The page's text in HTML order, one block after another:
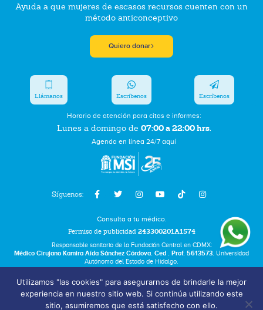
Ayuda a que mujeres de escasos recursos cuenten con un
método anticonceptivo
Quiero donar
Síguenos:
Horario de atención para citas e informes:
Lunes a domingo de 07:00 a 22:00 hrs.
Agenda en línea 24/7 aquí
Llámanos Escríbenos Escríbenos
Consulta a tu médico.
Permiso de publicidad 243300201A1574
Responsable sanitario de la Fundación Central en CDMX:
Médico Cirujano Kamira Aída Sánchez Córdova. Ced . Prof. 5613573. Universidad
Autónoma del Estado de Hidalgo.
Términos y Condiciones
Bolsa de Trabajo
Utilizamos "las cookies" para asegurarnos de brindarle la mejor
experiencia en nuestro sitio web. Si continúa utilizando este
sitio, asumiremos que está satisfecho con ello.